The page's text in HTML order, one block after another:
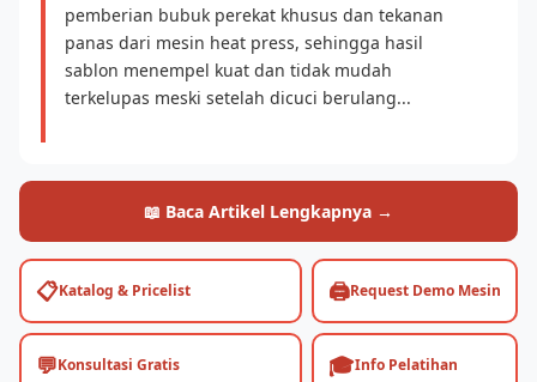
pemberian bubuk perekat khusus dan tekanan
panas dari mesin heat press, sehingga hasil
sablon menempel kuat dan tidak mudah
terkelupas meski setelah dicuci berulang...
📖 Baca Artikel Lengkapnya →
📋Katalog & Pricelist 🖨️Request Demo Mesin
💬Konsultasi Gratis 🎓Info Pelatihan